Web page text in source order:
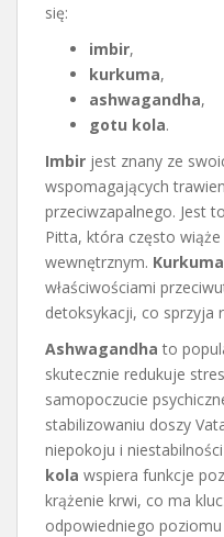
się:
imbir,
kurkuma,
ashwagandha,
gotu kola.
Imbir jest znany ze
wspomagających
przeciwzapalnego. Jest
Pitta, która często
wewnętrznym. Kurkuma
właściwościami
detoksykacji, co sprzyja
Ashwagandha to
skutecznie redukuje
samopoczucie
stabilizowaniu doszy
niepokoju i
kola wspiera funkcje
krążenie krwi, co ma
odpowiedniego